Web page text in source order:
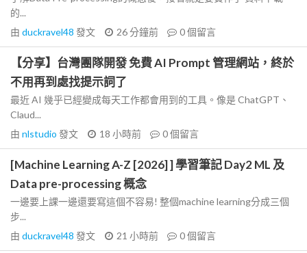
的...
由 duckravel48 發文 26 分鐘前 0個留言
【分享】台灣團隊開發 免費 AI Prompt 管理網站，終於
不用再到處找提示詞了
最近 AI 幾乎已經變成每天工作都會用到的工具。像是 ChatGPT、
Claud...
由 nlstudio 發文 18 小時前 0個留言
[Machine Learning A-Z [2026] ] 學習筆記 Day2 ML 及
Data pre-processing 概念
一邊要上課一邊還要寫這個不容易! 整個machine learning分成三個
步...
由 duckravel48 發文 21 小時前 0個留言